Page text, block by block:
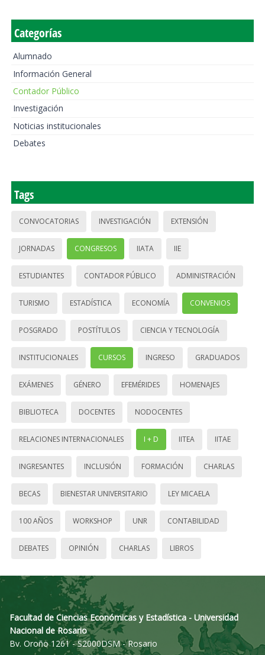
Categorías
Alumnado
Información General
Contador Público
Investigación
Noticias institucionales
Debates
Tags
CONVOCATORIAS INVESTIGACIÓN EXTENSIÓN
JORNADAS CONGRESOS IIATA IIE
ESTUDIANTES CONTADOR PÚBLICO ADMINISTRACIÓN
TURISMO ESTADÍSTICA ECONOMÍA CONVENIOS
POSGRADO POSTÍTULOS CIENCIA Y TECNOLOGÍA
INSTITUCIONALES CURSOS INGRESO GRADUADOS
EXÁMENES GÉNERO EFEMÉRIDES HOMENAJES
BIBLIOTECA DOCENTES NODOCENTES
RELACIONES INTERNACIONALES I + D IITEA IITAE
INGRESANTES INCLUSIÓN FORMACIÓN CHARLAS
BECAS BIENESTAR UNIVERSITARIO LEY MICAELA
100 AÑOS WORKSHOP UNR CONTABILIDAD
DEBATES OPINIÓN CHARLAS LIBROS
Facultad de Ciencias Económicas y Estadística - Universidad
Nacional de Rosario
Bv. Oroño 1261 - S2000DSM - Rosario